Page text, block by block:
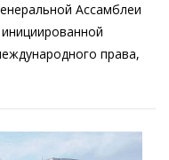
Ассамблеи
права,